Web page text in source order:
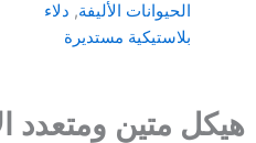
الحيوانات الأليفة, دلاء
بلاستيكية مستديرة
هيكل متين ومتعدد